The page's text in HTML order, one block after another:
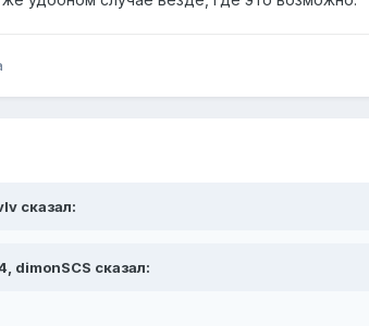
сказал:
dimonSCS сказал: